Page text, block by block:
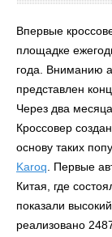
Впервые
площадке
года. Вниманию
представлен
Через два
Кроссовер
основу таких
Karoq . Первые
Китая, где
показали
реализовано